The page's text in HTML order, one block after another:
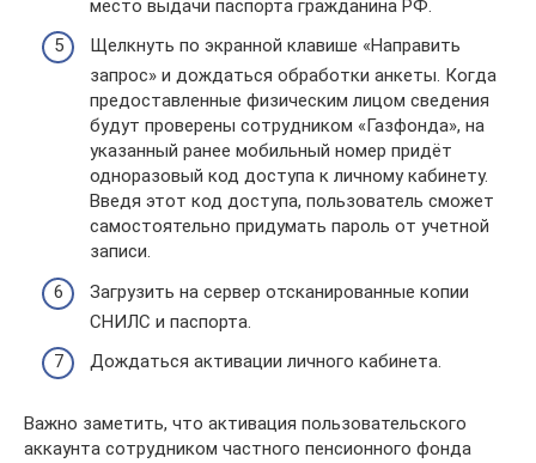
место выдачи паспорта гражданина РФ.
Щелкнуть по экранной клавише «Направить
запрос» и дождаться обработки анкеты. Когда
предоставленные физическим лицом сведения
будут проверены сотрудником «Газфонда», на
указанный ранее мобильный номер придёт
одноразовый код доступа к личному кабинету.
Введя этот код доступа, пользователь сможет
самостоятельно придумать пароль от учетной
записи.
Загрузить на сервер отсканированные копии
СНИЛС и паспорта.
Дождаться активации личного кабинета.
Важно заметить, что активация пользовательского
аккаунта сотрудником частного пенсионного фонда